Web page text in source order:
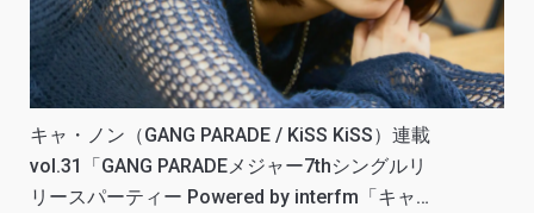
キャ・ノン（GANG PARADE / KiSS KiSS）連載
vol.31「GANG PARADEメジャー7thシングルリ
リースパーティー Powered by interfm「キャ・